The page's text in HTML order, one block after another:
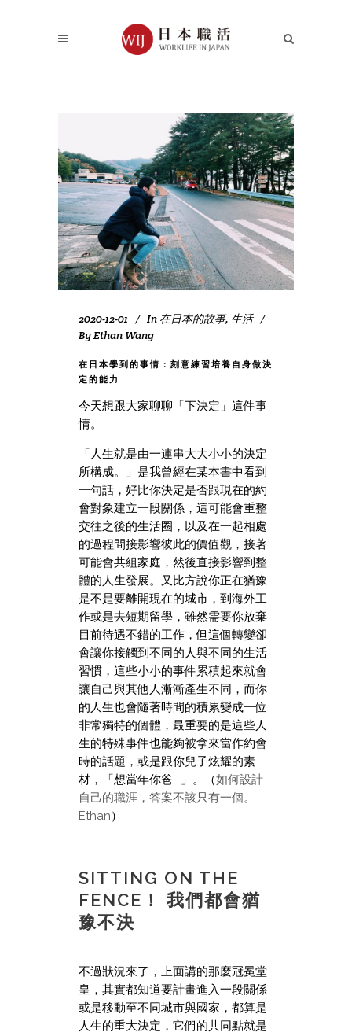
2020-12-01 In 在日本的故事, 生活
ByEthan Wang
在日本學到的事情：刻意練習培養自身做決
定的能力
今天想跟大家聊聊「下決定」這件事
情。
「人生就是由一連串大大小小的決定
所構成。」是我曾經在某本書中看到
一句話，好比你決定是否跟現在的約
會對象建立一段關係，這可能會重整
交往之後的生活圈，以及在一起相處
的過程間接影響彼此的價值觀，接著
可能會共組家庭，然後直接影響到整
體的人生發展。又比方說你正在猶豫
是不是要離開現在的城市，到海外工
作或是去短期留學，雖然需要你放棄
目前待遇不錯的工作，但這個轉變卻
會讓你接觸到不同的人與不同的生活
習慣，這些小小的事件累積起來就會
讓自己與其他人漸漸產生不同，而你
的人生也會隨著時間的積累變成一位
非常獨特的個體，最重要的是這些人
生的特殊事件也能夠被拿來當作約會
時的話題，或是跟你兒子炫耀的素
材，「想當年你爸….」。（如何設計
自己的職涯，答案不該只有一個。
Ethan）
SITTING ON THE
FENCE！ 我們都會猶
豫不決
不過狀況來了，上面講的那麼冠冕堂
皇，其實都知道要計畫進入一段關係
或是移動至不同城市與國家，都算是
人生的重大決定，它們的共同點就是